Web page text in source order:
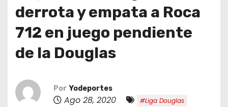
derrota y empata a Roca
712 en juego pendiente
de la Douglas
Por Yodeportes
Ago 28, 2020 #Liga Douglas